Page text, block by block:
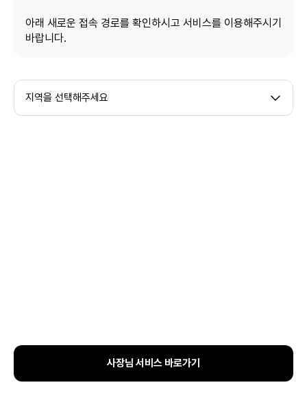
아래 새로운 접속 경로를 확인하시고 서비스를 이용해주시기
바랍니다.
지역을 선택해주세요
사장님 서비스 바로가기